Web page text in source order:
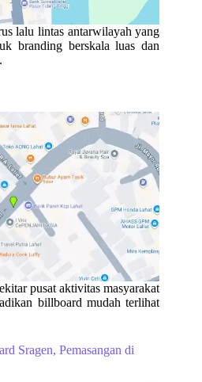
lalu lintas antarwilayah yang
branding berskala luas dan
pusat aktivitas masyarakat
billboard mudah terlihat
Sragen, Pemasangan di